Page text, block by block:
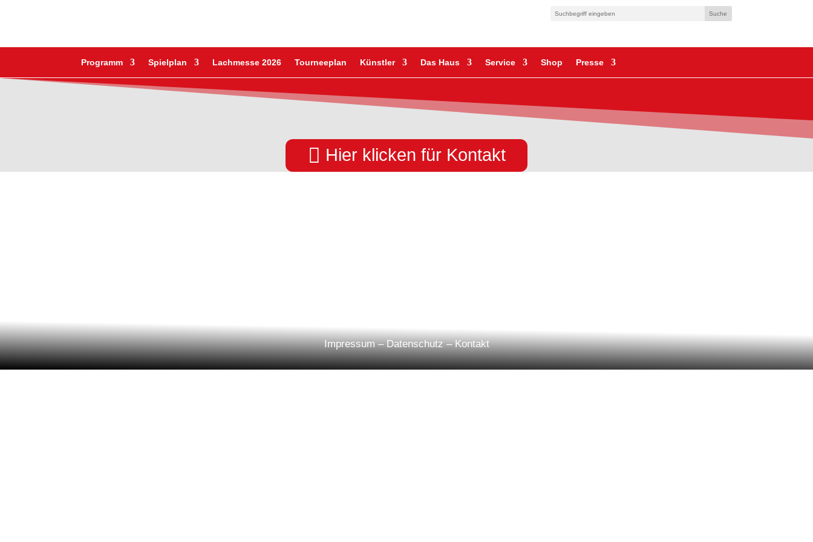
Programm Spielplan Lachmesse 2026 Tourneeplan Künstler Das Haus Service Shop Presse
 Hier klicken für Kontakt
Impressum–Datenschutz–Kontakt